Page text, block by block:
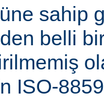
sahip
belli
ISO-